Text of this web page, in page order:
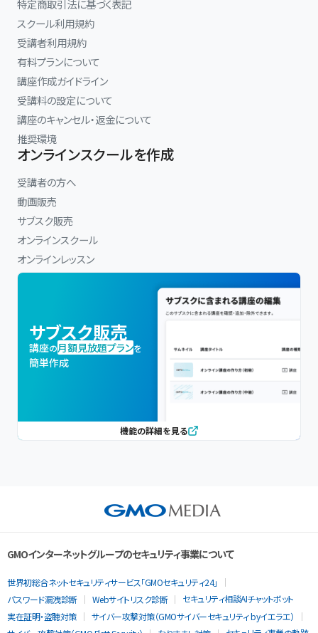
特定商取引法に基づく表記
スクール利用規約
受講者利用規約
有料プランについて
講座作成ガイドライン
受講料の設定について
講座のキャンセル・返金について
推奨環境
オンラインスクールを作成
受講者の方へ
動画販売
サブスク販売
オンラインスクール
オンラインレッスン
サブスク販売
講座の月額見放題プランを
簡単作成
機能の詳細を見る
GMOインターネットグループのセキュリティ事業について
世界初総合ネットセキュリティサービス「GMOセキュリティ24」
パスワード漏洩診断
Webサイトリスク診断
セキュリティ相談AIチャットボット
実在証明・盗聴対策
サイバー攻撃対策（GMOサイバーセキュリティ byイエラエ）